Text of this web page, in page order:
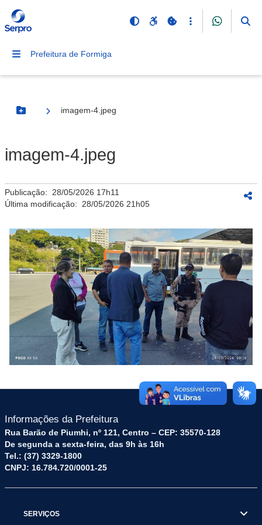
Prefeitura de Formiga
Botão Menu
imagem-4.jpeg
imagem-4.jpeg
Publicação: 28/05/2026 17h11
Última modificação: 28/05/2026 21h05
Informações da Prefeitura
Rua Barão de Piumhi, nº 121, Centro – CEP: 35570-128
De segunda a sexta-feira, das 9h às 16h
Tel.: (37) 3329-1800
CNPJ: 16.784.720/0001-25
SERVIÇOS